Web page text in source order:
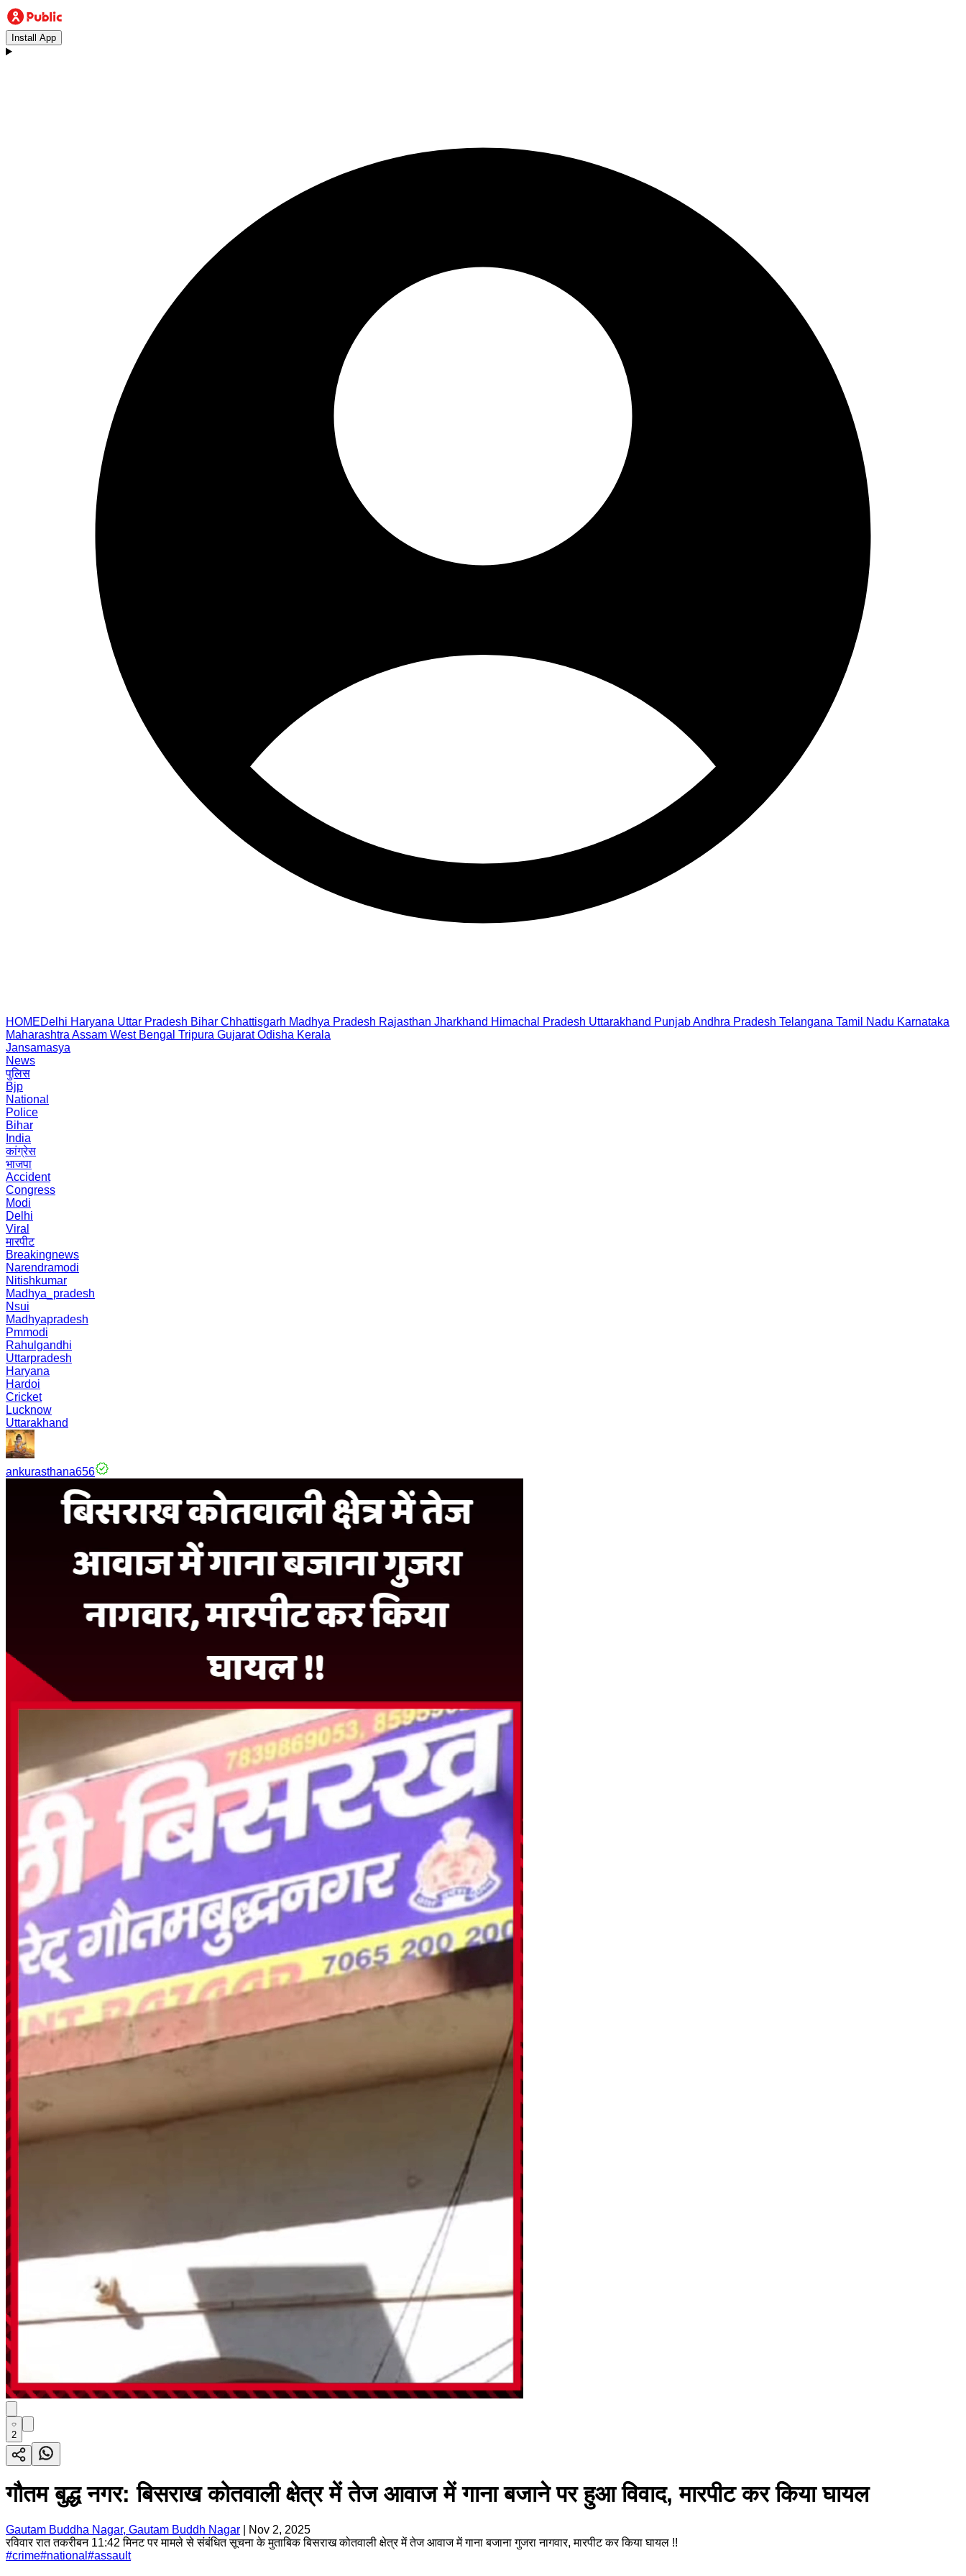
Install App
HOMEDelhi Haryana Uttar Pradesh Bihar Chhattisgarh Madhya Pradesh Rajasthan Jharkhand Himachal Pradesh Uttarakhand PunjabAndhra Pradesh Telangana Tamil Nadu Karnataka
Maharashtra Assam West Bengal Tripura Gujarat Odisha Kerala
Jansamasya
News
पुलिस
Bjp
National
Police
Bihar
India
कांग्रेस
भाजपा
Accident
Congress
Modi
Delhi
Viral
मारपीट
Breakingnews
Narendramodi
Nitishkumar
Madhya_pradesh
Nsui
Madhyapradesh
Pmmodi
Rahulgandhi
Uttarpradesh
Haryana
Hardoi
Cricket
Lucknow
Uttarakhand
ankurasthana656
2
गौतम बुद्ध नगर: बिसराख कोतवाली क्षेत्र में तेज आवाज में गाना बजाने पर हुआ विवाद, मारपीट कर किया घायल
Gautam Buddha Nagar, Gautam Buddh Nagar
Nov 2, 2025
रविवार रात तकरीबन 11:42 मिनट पर मामले से संबंधित सूचना के मुताबिक बिसराख कोतवाली क्षेत्र में तेज आवाज में गाना बजाना गुजरा नागवार, मारपीट कर किया घायल !!
#crime#national #assault